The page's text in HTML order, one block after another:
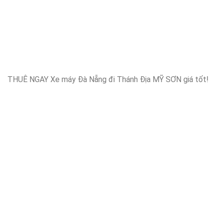
THUÊ NGAY Xe máy Đà Nẵng đi Thánh Địa MỸ SƠN giá tốt!